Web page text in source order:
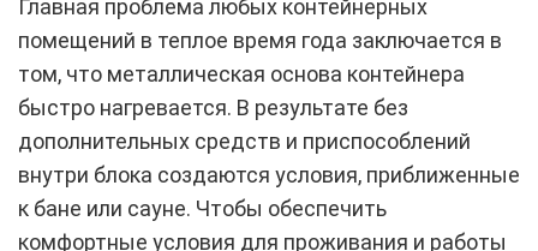
Главная проблема любых контейнерных
помещений в теплое время года заключается в
том, что металлическая основа контейнера
быстро нагревается. В результате без
дополнительных средств и приспособлений
внутри блока создаются условия, приближенные
к бане или сауне. Чтобы обеспечить
комфортные условия для проживания и работы